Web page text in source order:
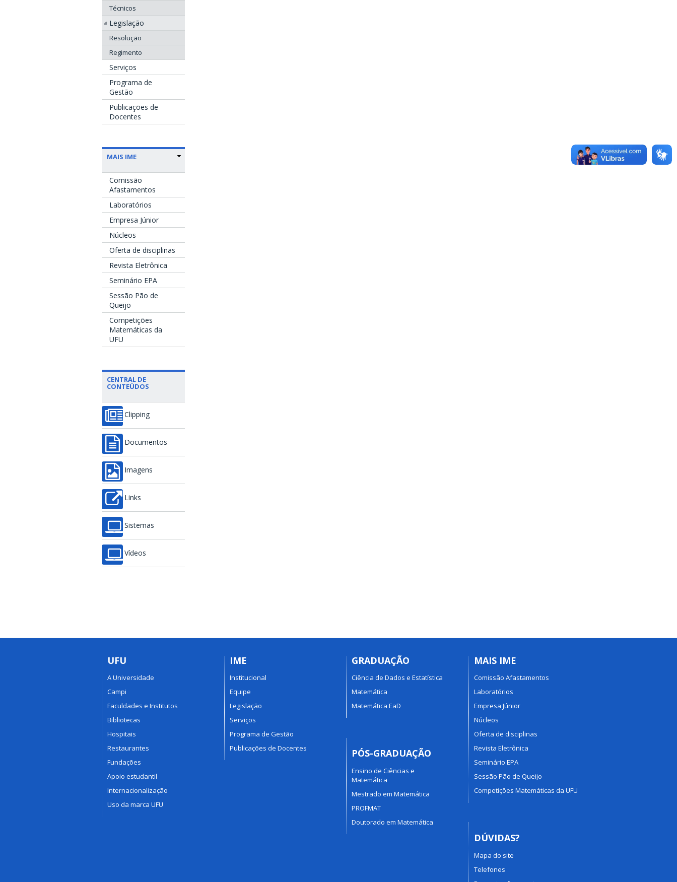
Técnicos
Legislação
Resolução
Regimento
Serviços
Programa de
Gestão
Publicações de
Docentes
MAIS IME
Comissão
Afastamentos
Laboratórios
Empresa Júnior
Núcleos
Oferta de disciplinas
Revista Eletrônica
Seminário EPA
Sessão Pão de
Queijo
Competições
Matemáticas da
UFU
CENTRAL DE
CONTEÚDOS
Clipping
Documentos
Imagens
Links
Sistemas
Vídeos
UFU
A Universidade
Campi
Faculdades e Institutos
Bibliotecas
Hospitais
Restaurantes
Fundações
Apoio estudantil
Internacionalização
Uso da marca UFU
IME
Institucional
Equipe
Legislação
Serviços
Programa de Gestão
Publicações de Docentes
GRADUAÇÃO
Ciência de Dados e Estatística
Matemática
Matemática EaD
PÓS-GRADUAÇÃO
Ensino de Ciências e
Matemática
Mestrado em Matemática
PROFMAT
Doutorado em Matemática
MAIS IME
Comissão Afastamentos
Laboratórios
Empresa Júnior
Núcleos
Oferta de disciplinas
Revista Eletrônica
Seminário EPA
Sessão Pão de Queijo
Competições Matemáticas da UFU
DÚVIDAS?
Mapa do site
Telefones